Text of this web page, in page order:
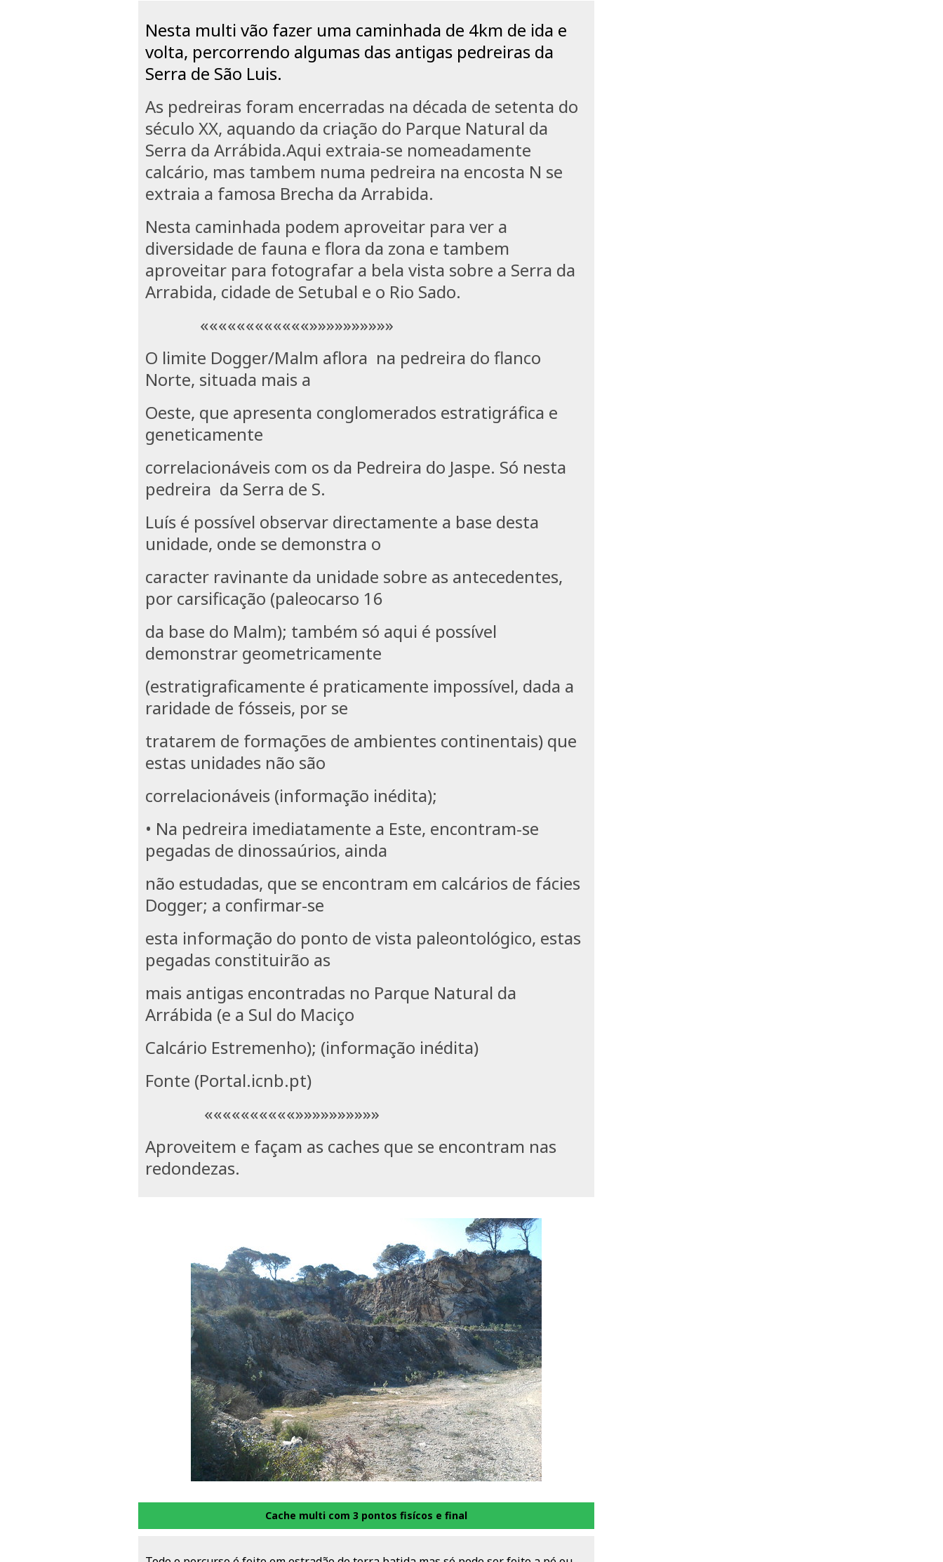
Nesta multi vão fazer uma caminhada de 4km de ida e
volta, percorrendo algumas das antigas pedreiras da
Serra de São Luis.
As pedreiras foram encerradas na década de setenta do
século XX, aquando da criação do Parque Natural da
Serra da Arrábida.Aqui extraia-se nomeadamente
calcário, mas tambem numa pedreira na encosta N se
extraia a famosa Brecha da Arrabida.
Nesta caminhada podem aproveitar para ver a
diversidade de fauna e flora da zona e tambem
aproveitar para fotografar a bela vista sobre a Serra da
Arrabida, cidade de Setubal e o Rio Sado.
««««««««««««»»»»»»»»»»
O limite Dogger/Malm aflora na pedreira do flanco
Norte, situada mais a
Oeste, que apresenta conglomerados estratigráfica e
geneticamente
correlacionáveis com os da Pedreira do Jaspe. Só nesta
pedreira da Serra de S.
Luís é possível observar directamente a base desta
unidade, onde se demonstra o
caracter ravinante da unidade sobre as antecedentes,
por carsificação (paleocarso 16
da base do Malm); também só aqui é possível
demonstrar geometricamente
(estratigraficamente é praticamente impossível, dada a
raridade de fósseis, por se
tratarem de formações de ambientes continentais) que
estas unidades não são
correlacionáveis (informação inédita);
• Na pedreira imediatamente a Este, encontram-se
pegadas de dinossaúrios, ainda
não estudadas, que se encontram em calcários de fácies
Dogger; a confirmar-se
esta informação do ponto de vista paleontológico, estas
pegadas constituirão as
mais antigas encontradas no Parque Natural da
Arrábida (e a Sul do Maciço
Calcário Estremenho); (informação inédita)
Fonte (Portal.icnb.pt)
««««««««««»»»»»»»»»»
Aproveitem e façam as caches que se encontram nas
redondezas.
Cache multi com 3 pontos fisícos e final